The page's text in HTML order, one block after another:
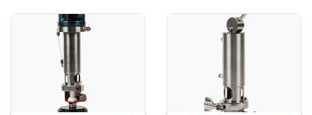
WELDING ENDS